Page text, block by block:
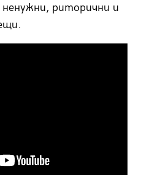
ненужни, риторични и